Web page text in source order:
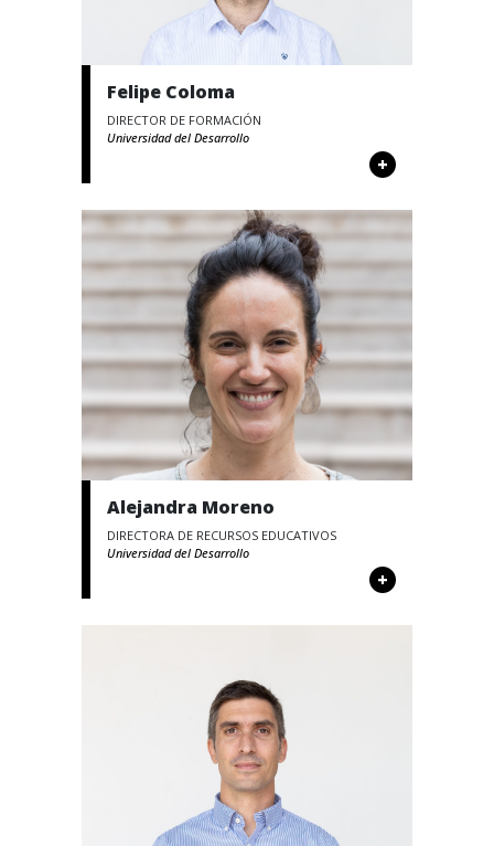
Felipe Coloma
DIRECTOR DE FORMACIÓN
Universidad del Desarrollo
+
Alejandra Moreno
DIRECTORA DE RECURSOS EDUCATIVOS
Universidad del Desarrollo
+